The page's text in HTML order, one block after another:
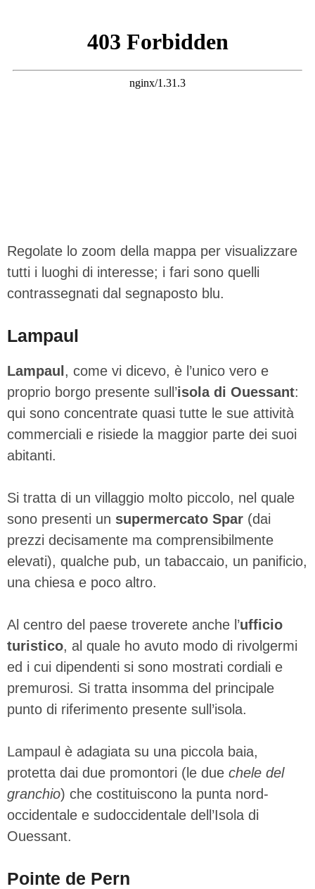
Regolate lo zoom della mappa per visualizzare
tutti i luoghi di interesse; i fari sono quelli
contrassegnati dal segnaposto blu.
Lampaul
Lampaul, come vi dicevo, è l’unico vero e
proprio borgo presente sull’isola di Ouessant:
qui sono concentrate quasi tutte le sue attività
commerciali e risiede la maggior parte dei suoi
abitanti.
Si tratta di un villaggio molto piccolo, nel quale
sono presenti un supermercato Spar (dai
prezzi decisamente ma comprensibilmente
elevati), qualche pub, un tabaccaio, un panificio,
una chiesa e poco altro.
Al centro del paese troverete anche l’ufficio
turistico, al quale ho avuto modo di rivolgermi
ed i cui dipendenti si sono mostrati cordiali e
premurosi. Si tratta insomma del principale
punto di riferimento presente sull’isola.
Lampaul è adagiata su una piccola baia,
protetta dai due promontori (le due chele del
granchio) che costituiscono la punta nord-
occidentale e sudoccidentale dell’Isola di
Ouessant.
Pointe de Pern